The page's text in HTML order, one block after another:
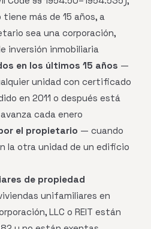
más de 15 años, a
sea una corporación,
inversión inmobiliaria
en los últimos 15 años —
unidad con certificado
en 2011 o después está
cada enero
el propietario — cuando
la otra unidad de un edificio
de propiedad
unifamiliares en
LLC o REIT están